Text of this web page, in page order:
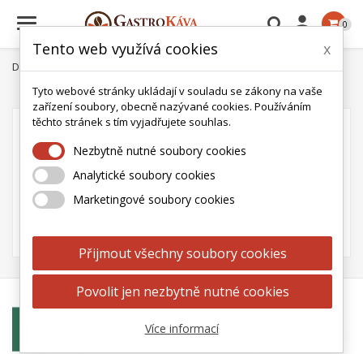
 0
Domů
Navštivte nás za pár dní znovu. Produkty se zobrazí,
hned jak je přidáme.
Tento web využívá cookies x
Tyto webové stránky ukládají v souladu se zákony na vaše
zařízení soubory, obecně nazývané cookies. Používáním
těchto stránek s tím vyjadřujete souhlas.
Nezbytně nutné soubory cookies
Analytické soubory cookies
Marketingové soubory cookies
Přijmout všechny soubory cookies
Povolit jen nezbytně nutné cookies
Více informací